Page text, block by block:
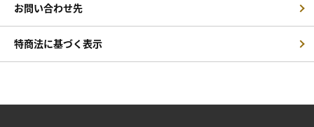
お問い合わせ先
特商法に基づく表示